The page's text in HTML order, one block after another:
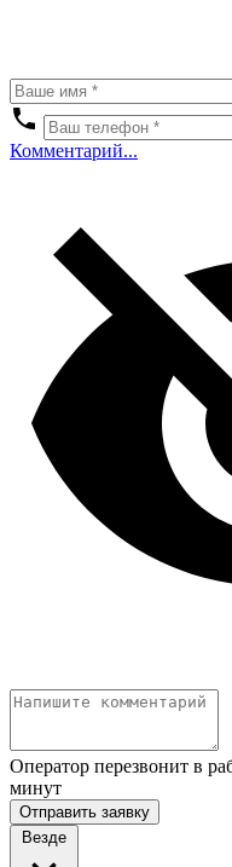
Комментарий...
Оператор перезвонит в
минут
Отправить заявку
Везде